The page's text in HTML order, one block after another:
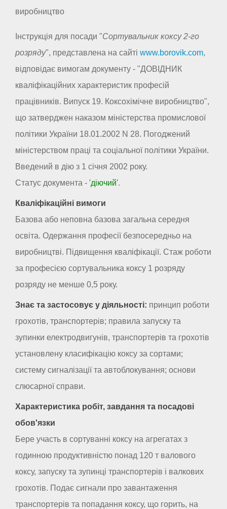
виробництво
Інструкція для посади "Сортувальник коксу 2-го
розряду", представлена на сайті www.borovik.com,
відповідає вимогам документу - "ДОВІДНИК
кваліфікаційних характеристик професій
працівників. Випуск 19. Коксохімічне виробництво",
що затверджен наказом міністерства промислової
політики України 18.01.2002 N 28. Погоджений
міністерством праці та соціальної політики України.
Введений в дію з 1 січня 2002 року.
Статус документа - 'діючий'.
Кваліфікаційні вимоги
Базова або неповна базова загальна середня
освіта. Одержання професії безпосередньо на
виробництві. Підвищення кваліфікації. Стаж роботи
за професією сортувальника коксу 1 розряду
розряду не менше 0,5 року.
Знає та застосовує у діяльності: принцип роботи
грохотів, транспортерів; правила запуску та
зупинки електродвигунів, транспортерів та грохотів
установлену класифікацію коксу за сортами;
систему сигналізації та автоблокування; основи
слюсарної справи.
Характеристика робіт, завдання та посадові
обов'язки
Бере участь в сортуванні коксу на агрегатах з
годинною продуктивністю понад 120 т валового
коксу, запуску та зупинці транспортерів і валкових
грохотів. Подає сигнали про завантаження
транспортерів та попадання коксу, що горить, на